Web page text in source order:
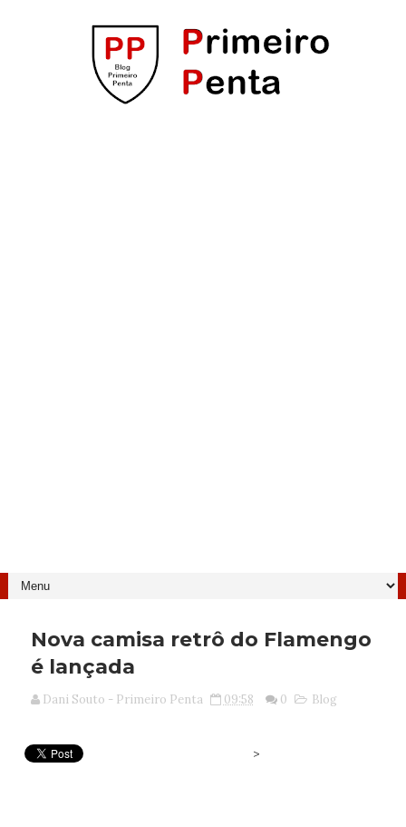
Nova camisa retrô do Flamengo
é lançada
Dani Souto - Primeiro Penta 09:58 0 Blog
>